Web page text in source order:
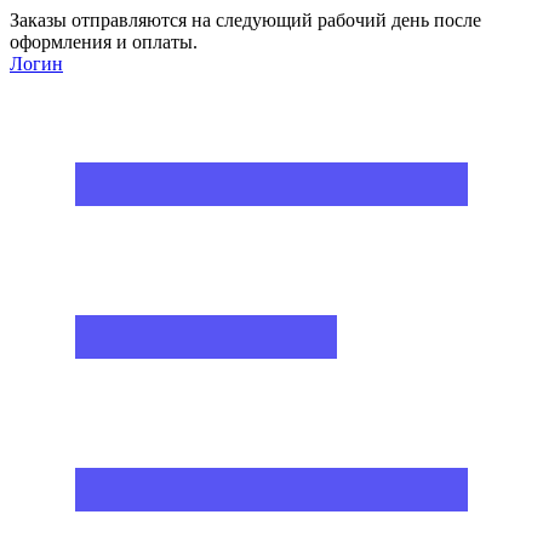
Заказы отправляются на следующий рабочий день после
оформления и оплаты.
Логин